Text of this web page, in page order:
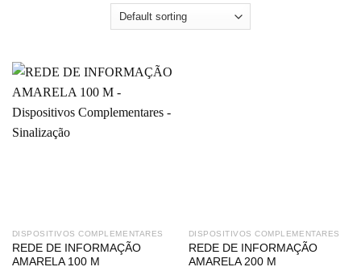
DISPOSITIVOS COMPLEMENTARES
REDE DE INFORMAÇÃO
AMARELA 100 M
DISPOSITIVOS COMPLEMENTARES
REDE DE INFORMAÇÃO
AMARELA 200 M